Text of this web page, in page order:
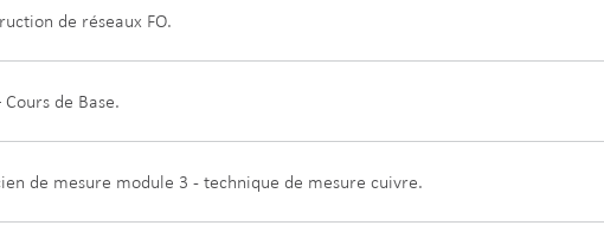
de réseaux FO.
de Base.
de mesure module 3 - technique de mesure cuivre.